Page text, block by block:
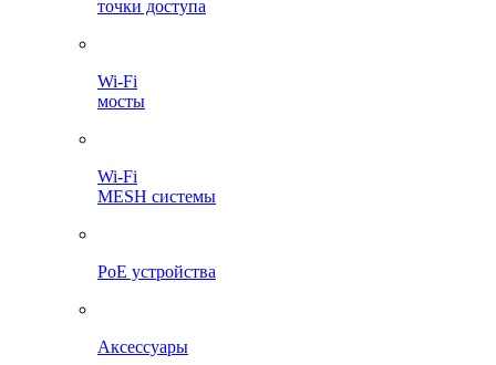
точки доступа
Wi-Fi
мосты
Wi-Fi
MESH системы
PoE устройства
Аксессуары